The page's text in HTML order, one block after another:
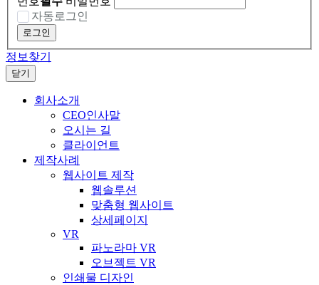
자동로그인
로그인
정보찾기
닫기
회사소개
CEO인사말
오시는 길
클라이언트
제작사례
웹사이트 제작
웹솔루션
맞춤형 웹사이트
상세페이지
VR
파노라마 VR
오브젝트 VR
인쇄물 디자인